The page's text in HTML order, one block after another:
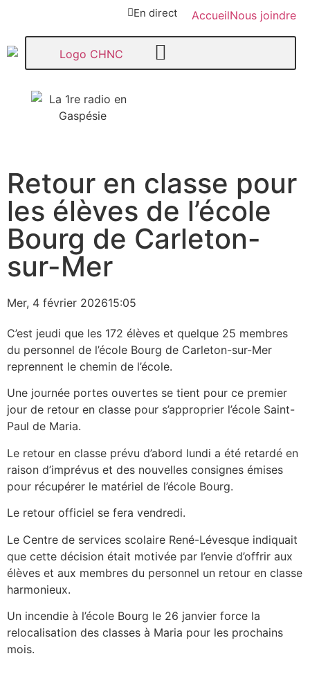
En direct AccueilNous joindre
Paspébiac
Retour en classe pour
les élèves de l’école
Bourg de Carleton-
sur-Mer
Mer, 4 février 202615:05
C’est jeudi que les 172 élèves et quelque 25 membres
du personnel de l’école Bourg de Carleton-sur-Mer
reprennent le chemin de l’école.
Une journée portes ouvertes se tient pour ce premier
jour de retour en classe pour s’approprier l’école Saint-
Paul de Maria.
Le retour en classe prévu d’abord lundi a été retardé en
raison d’imprévus et des nouvelles consignes émises
pour récupérer le matériel de l’école Bourg.
Le retour officiel se fera vendredi.
Le Centre de services scolaire René-Lévesque indiquait
que cette décision était motivée par l’envie d’offrir aux
élèves et aux membres du personnel un retour en classe
harmonieux.
Un incendie à l’école Bourg le 26 janvier force la
relocalisation des classes à Maria pour les prochains
mois.